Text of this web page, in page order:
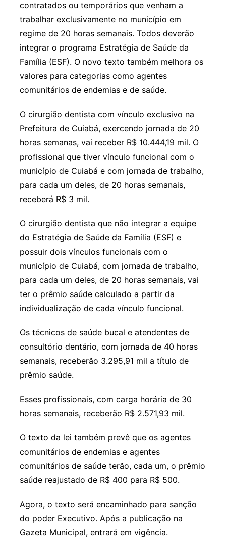
contratados ou temporários que venham a
trabalhar exclusivamente no município em
regime de 20 horas semanais. Todos deverão
integrar o programa Estratégia de Saúde da
Família (ESF). O novo texto também melhora os
valores para categorias como agentes
comunitários de endemias e de saúde.
O cirurgião dentista com vínculo exclusivo na
Prefeitura de Cuiabá, exercendo jornada de 20
horas semanas, vai receber R$ 10.444,19 mil. O
profissional que tiver vínculo funcional com o
município de Cuiabá e com jornada de trabalho,
para cada um deles, de 20 horas semanais,
receberá R$ 3 mil.
O cirurgião dentista que não integrar a equipe
do Estratégia de Saúde da Família (ESF) e
possuir dois vínculos funcionais com o
município de Cuiabá, com jornada de trabalho,
para cada um deles, de 20 horas semanais, vai
ter o prêmio saúde calculado a partir da
individualização de cada vínculo funcional.
Os técnicos de saúde bucal e atendentes de
consultório dentário, com jornada de 40 horas
semanais, receberão 3.295,91 mil a título de
prêmio saúde.
Esses profissionais, com carga horária de 30
horas semanais, receberão R$ 2.571,93 mil.
O texto da lei também prevê que os agentes
comunitários de endemias e agentes
comunitários de saúde terão, cada um, o prêmio
saúde reajustado de R$ 400 para R$ 500.
Agora, o texto será encaminhado para sanção
do poder Executivo. Após a publicação na
Gazeta Municipal, entrará em vigência.